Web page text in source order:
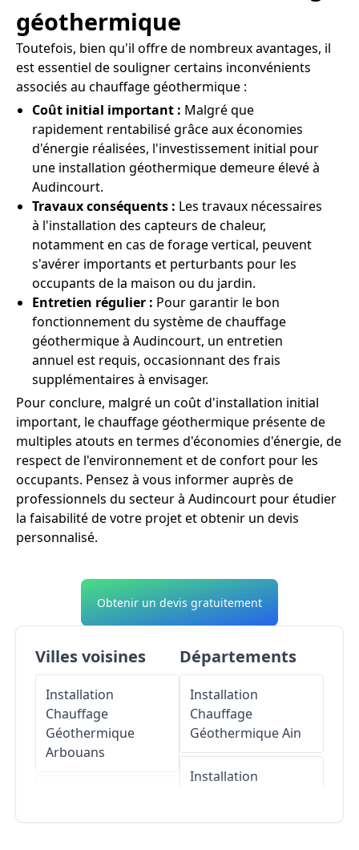
géothermique
Toutefois, bien qu'il offre de nombreux avantages, il
est essentiel de souligner certains inconvénients
associés au chauffage géothermique :
Coût initial important : Malgré que
rapidement rentabilisé grâce aux économies
d'énergie réalisées, l'investissement initial pour
une installation géothermique demeure élevé à
Audincourt.
Travaux conséquents : Les travaux nécessaires
à l'installation des capteurs de chaleur,
notamment en cas de forage vertical, peuvent
s'avérer importants et perturbants pour les
occupants de la maison ou du jardin.
Entretien régulier : Pour garantir le bon
fonctionnement du système de chauffage
géothermique à Audincourt, un entretien
annuel est requis, occasionnant des frais
supplémentaires à envisager.
Pour conclure, malgré un coût d'installation initial
important, le chauffage géothermique présente de
multiples atouts en termes d'économies d'énergie, de
respect de l'environnement et de confort pour les
occupants. Pensez à vous informer auprès de
professionnels du secteur à Audincourt pour étudier
la faisabilité de votre projet et obtenir un devis
personnalisé.
Obtenir un devis gratuitement
Villes voisines
Installation
Chauffage
Géothermique
Arbouans
Départements
Installation
Chauffage
GéothermiqueAin
Installation